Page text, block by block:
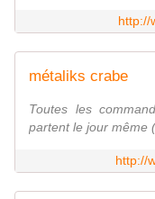
http://
métaliks crabe
Toutes les
partent le jour même
http://